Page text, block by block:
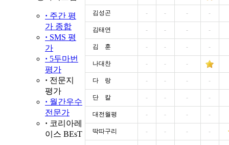
· 주간 평
가 종합
· SMS 평
가
· 5두마번
평가
· 전문지
평가
· 월간우수
전문가
· 코리아레
이스 BEsT
김성곤 - - - -
김태연 - - - -
김 훈 - - - -
나대찬 - - -
다 랑 - - - -
단 칼 - - - -
대전월평 - - - -
딱따구리 - - - -